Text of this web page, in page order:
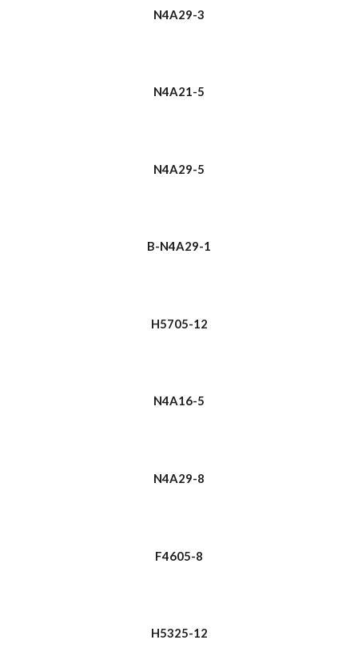
N4A29-3
N4A21-5
N4A29-5
B-N4A29-1
H5705-12
N4A16-5
N4A29-8
F4605-8
H5325-12